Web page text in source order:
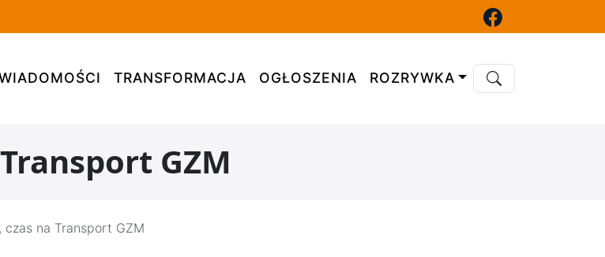
TRANSFORMACJA OGŁOSZENIA ROZRYWKA
GZM
czas na Transport GZM